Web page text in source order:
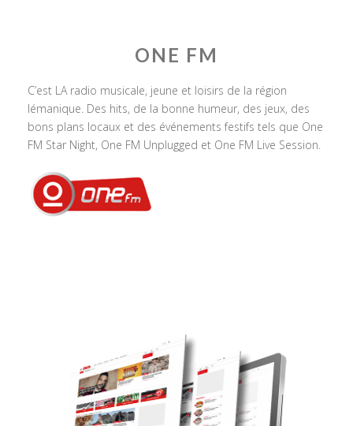
ONE FM
C’est LA radio musicale, jeune et loisirs de la région
lémanique. Des hits, de la bonne humeur, des jeux, des
bons plans locaux et des événements festifs tels que One
FM Star Night, One FM Unplugged et One FM Live Session.